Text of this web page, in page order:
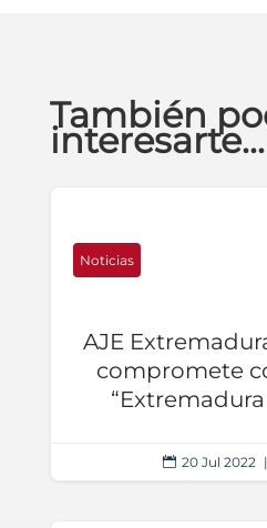
También
interesarte…
Noticias
AJE
compromete
 20 Jul 2022 |